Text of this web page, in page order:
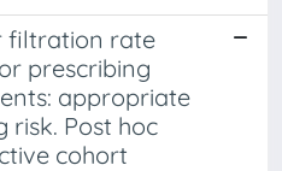
filtration rate
prescribing
appropriate
risk. Post hoc
cohort